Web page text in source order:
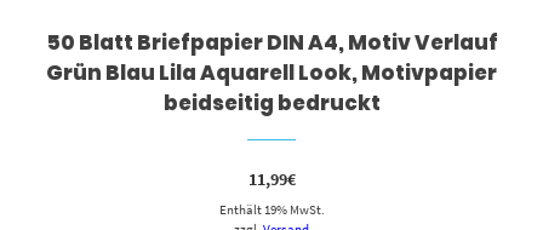
50 Blatt Briefpapier DIN A4, Motiv Verlauf
Grün Blau Lila Aquarell Look, Motivpapier
beidseitig bedruckt
11,99€
Enthält 19% MwSt.